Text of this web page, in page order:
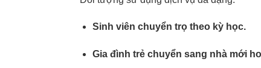
Sinh viên chuyển trọ theo kỳ học.
Gia đình trẻ chuyển sang nhà mới